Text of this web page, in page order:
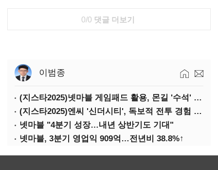
0/0 댓글 더보기
이범종
(지스타2025)넷마블 게임패드 활용, 몬길 '수석' 7대죄 '차석'
(지스타2025)엔씨 '신더시티', 독보적 전투 경험 필요
넷마블 "4분기 성장…내년 상반기도 기대"
넷마블, 3분기 영업익 909억…전년비 38.8%↑